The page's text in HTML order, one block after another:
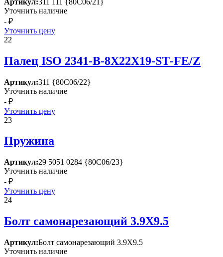
Уточнить наличие
- ₽
Уточнить цену
22
Палец ISО 2341-В-8Х22Х19-SТ-FЕ/Z
Артикул:311 {80С06/22}
Уточнить наличие
- ₽
Уточнить цену
23
Пружина
Артикул:29 5051 0284 {80С06/23}
Уточнить наличие
- ₽
Уточнить цену
24
Болт самонарезающий 3.9Х9.5
Артикул:Болт самонарезающий 3.9Х9.5
Уточнить наличие